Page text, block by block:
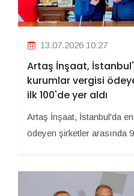
13.07.2026 10:27
Artaş İnşaat,
kurumlar vergisi
ilk 100'de yer aldı
Artaş İnşaat, İstanbul'da
ödeyen şirketler arasında